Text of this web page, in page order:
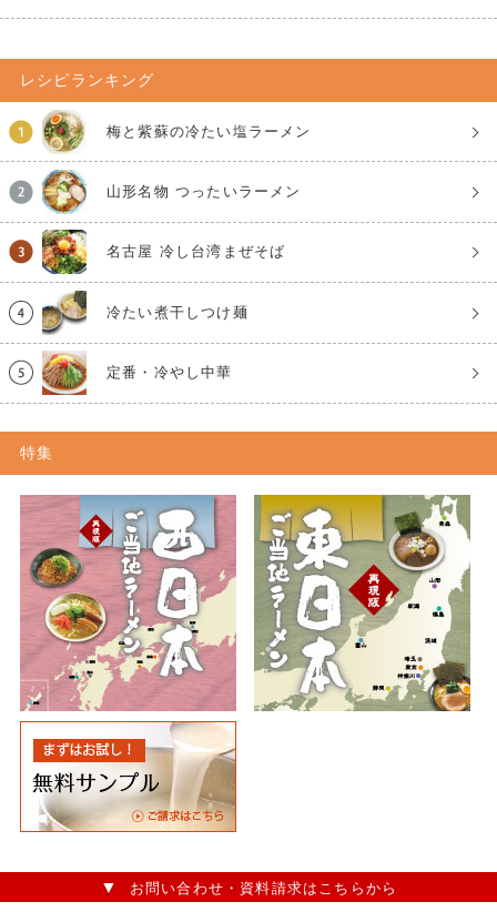
レシピランキング
梅と紫蘇の冷たい塩ラーメン
山形名物 つったいラーメン
名古屋 冷し台湾まぜそば
冷たい煮干しつけ麺
定番・冷やし中華
特集
お問い合わせ・資料請求はこちらから